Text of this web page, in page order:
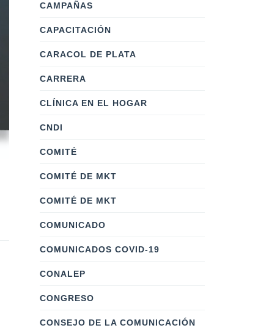
CAMPAÑAS
CAPACITACIÓN
CARACOL DE PLATA
CARRERA
CLÍNICA EN EL HOGAR
CNDI
COMITÉ
COMITÉ DE MKT
COMITÉ DE MKT
COMUNICADO
COMUNICADOS COVID-19
CONALEP
CONGRESO
CONSEJO DE LA COMUNICACIÓN